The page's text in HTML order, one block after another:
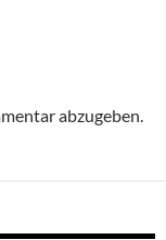
abzugeben.